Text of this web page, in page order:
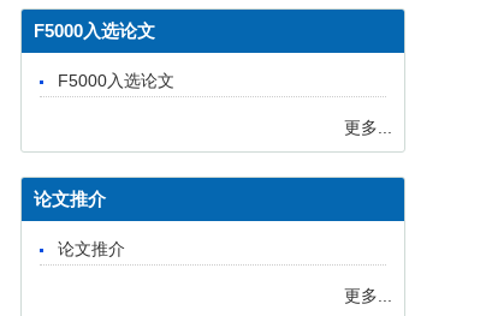
F5000入选论文
F5000入选论文
更多...
论文推介
论文推介
更多...